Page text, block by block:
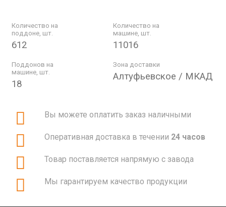
Количество на
поддоне, шт.
612
Количество на
машине, шт.
11016
Поддонов на
машине, шт.
18
Зона доставки
Алтуфьевское / МКАД
Вы можете оплатить заказ наличными
Оперативная доставка в течении 24 часов
Товар поставляется напрямую с завода
Мы гарантируем качество продукции